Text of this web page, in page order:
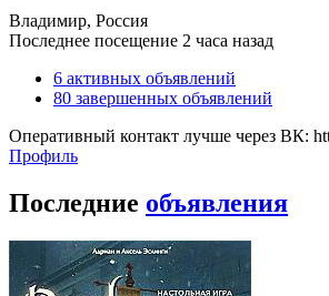
Владимир, Россия
Последнее посещение 2 часа назад
6 активных объявлений
80 завершенных объявлений
Оперативный контакт лучше через ВК:
Профиль
Последние объявления